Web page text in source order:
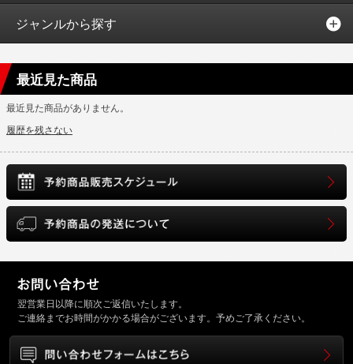
ジャンルから探す
最近見た商品
最近見た商品がありません。
履歴を残さない
翌営業日以降に順次ご返信いたします。
ご連絡までお時間がかかる場合がございます。予めご了承ください。